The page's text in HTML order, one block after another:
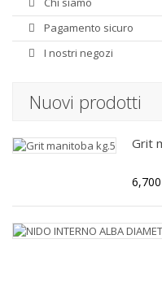
Pagamento sicuro
I nostri negozi
Nuovi prodotti
Grit